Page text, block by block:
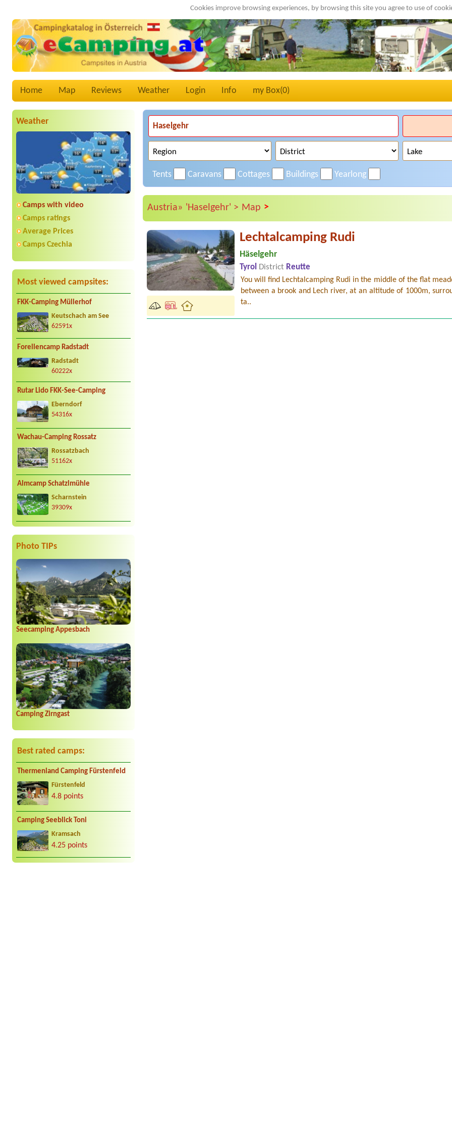
Cookies improve browsing experiences, by browsing this site you agree to use of
Home Map Reviews Weather Login Info my Box(0)
Weather
Camps with video
Camps ratings
Average Prices
Camps Czechia
Most viewed campsites:
FKK-Camping Müllerhof
Keutschach am See
62591x
Forellencamp Radstadt
Radstadt
60222x
Rutar Lido FKK-See-Camping
Eberndorf
54316x
Wachau-Camping Rossatz
Rossatzbach
51162x
Almcamp Schatzlmühle
Scharnstein
39309x
Photo TIPs
Seecamping Appesbach
Camping Zirngast
Best rated camps:
Thermenland Camping Fürstenfeld
Fürstenfeld
4.8 points
Camping Seeblick Toni
Kramsach
4.25 points
Tents Caravans Cottages Buildings Yearlong
Austria» 'Haselgehr' > Map >
Lechtalcamping Rudi
Häselgehr
Tyrol District Reutte
You will find Lechtalcamping Rudi in the middle of the flat
between a brook and Lech river, at an altitude of 1000m,
ta..